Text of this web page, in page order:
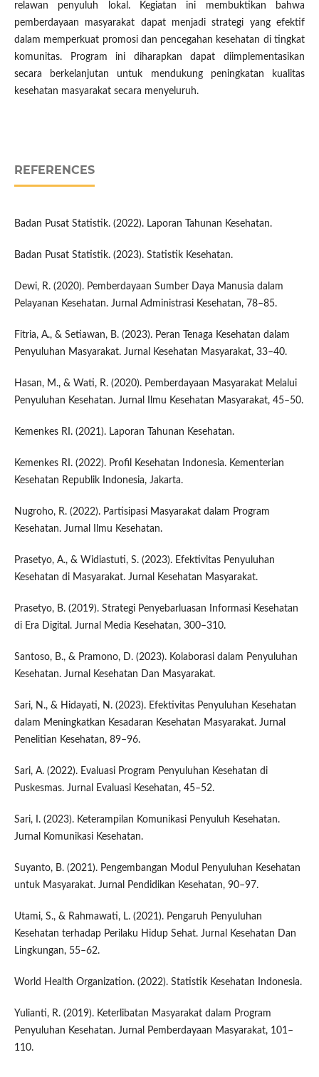
relawan penyuluh lokal. Kegiatan ini membuktikan bahwa
pemberdayaan masyarakat dapat menjadi strategi yang efektif
dalam memperkuat promosi dan pencegahan kesehatan di tingkat
komunitas. Program ini diharapkan dapat diimplementasikan
secara berkelanjutan untuk mendukung peningkatan kualitas
kesehatan masyarakat secara menyeluruh.
REFERENCES
Badan Pusat Statistik. (2022). Laporan Tahunan Kesehatan.
Badan Pusat Statistik. (2023). Statistik Kesehatan.
Dewi, R. (2020). Pemberdayaan Sumber Daya Manusia dalam
Pelayanan Kesehatan. Jurnal Administrasi Kesehatan, 78–85.
Fitria, A., & Setiawan, B. (2023). Peran Tenaga Kesehatan dalam
Penyuluhan Masyarakat. Jurnal Kesehatan Masyarakat, 33–40.
Hasan, M., & Wati, R. (2020). Pemberdayaan Masyarakat Melalui
Penyuluhan Kesehatan. Jurnal Ilmu Kesehatan Masyarakat, 45–50.
Kemenkes RI. (2021). Laporan Tahunan Kesehatan.
Kemenkes RI. (2022). Profil Kesehatan Indonesia. Kementerian
Kesehatan Republik Indonesia, Jakarta.
Nugroho, R. (2022). Partisipasi Masyarakat dalam Program
Kesehatan. Jurnal Ilmu Kesehatan.
Prasetyo, A., & Widiastuti, S. (2023). Efektivitas Penyuluhan
Kesehatan di Masyarakat. Jurnal Kesehatan Masyarakat.
Prasetyo, B. (2019). Strategi Penyebarluasan Informasi Kesehatan
di Era Digital. Jurnal Media Kesehatan, 300–310.
Santoso, B., & Pramono, D. (2023). Kolaborasi dalam Penyuluhan
Kesehatan. Jurnal Kesehatan Dan Masyarakat.
Sari, N., & Hidayati, N. (2023). Efektivitas Penyuluhan Kesehatan
dalam Meningkatkan Kesadaran Kesehatan Masyarakat. Jurnal
Penelitian Kesehatan, 89–96.
Sari, A. (2022). Evaluasi Program Penyuluhan Kesehatan di
Puskesmas. Jurnal Evaluasi Kesehatan, 45–52.
Sari, I. (2023). Keterampilan Komunikasi Penyuluh Kesehatan.
Jurnal Komunikasi Kesehatan.
Suyanto, B. (2021). Pengembangan Modul Penyuluhan Kesehatan
untuk Masyarakat. Jurnal Pendidikan Kesehatan, 90–97.
Utami, S., & Rahmawati, L. (2021). Pengaruh Penyuluhan
Kesehatan terhadap Perilaku Hidup Sehat. Jurnal Kesehatan Dan
Lingkungan, 55–62.
World Health Organization. (2022). Statistik Kesehatan Indonesia.
Yulianti, R. (2019). Keterlibatan Masyarakat dalam Program
Penyuluhan Kesehatan. Jurnal Pemberdayaan Masyarakat, 101–
110.